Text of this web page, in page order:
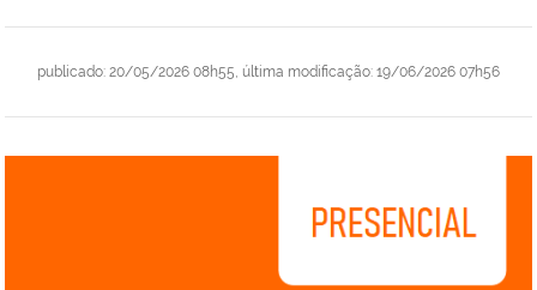
publicado: 20/05/2026 08h55 última modificação: 19/06/2026 07h56